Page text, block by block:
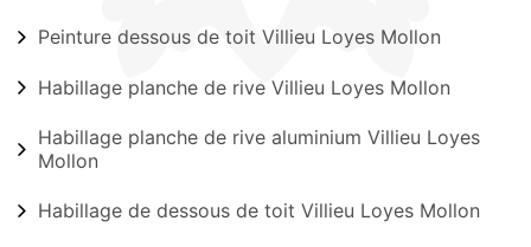
Peinture dessous de toit Villieu Loyes Mollon
Habillage planche de rive Villieu Loyes Mollon
Habillage planche de rive aluminium Villieu Loyes
Mollon
Habillage de dessous de toit Villieu Loyes Mollon